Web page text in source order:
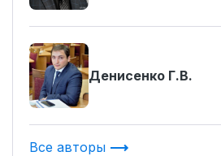
Денисенко Г.В.
Все авторы